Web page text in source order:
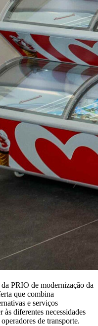
PRIO de modernização da
que combina
e serviços
diferentes necessidades
de transporte.